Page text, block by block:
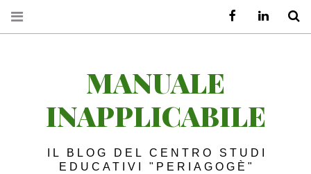
MANUALE
INAPPLICABILE
IL BLOG DEL CENTRO STUDI
EDUCATIVI "PERIAGOGÈ"
FacebookLinkedIn